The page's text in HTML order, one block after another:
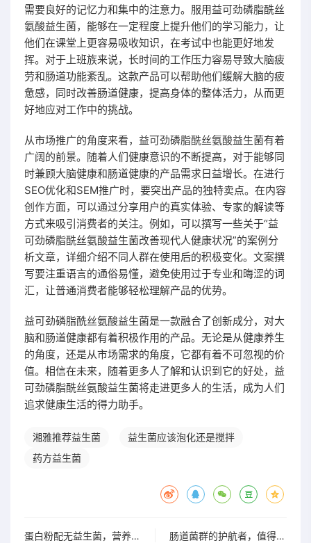
需要良好的记忆力和集中的注意力。服用益可劲磷脂酰丝
氨酸益生菌，能够在一定程度上提升他们的学习能力，让
他们在课堂上更容易吸收知识，在考试中也能更好地发
挥。对于上班族来说，长时间的工作压力容易导致大脑疲
劳和肠道功能紊乱。这款产品可以帮助他们缓解大脑的疲
惫感，同时改善肠道健康，提高身体的整体活力，从而更
好地应对工作中的挑战。
从市场推广的角度来看，益可劲磷脂酰丝氨酸益生菌有着
广阔的前景。随着人们健康意识的不断提高，对于能够同
时兼顾大脑健康和肠道健康的产品需求日益增长。在进行
SEO优化和SEM推广时，要突出产品的独特卖点。在内容
创作方面，可以通过分享用户的真实体验、专家的解读等
方式来吸引消费者的关注。例如，可以撰写一些关于“益
可劲磷脂酰丝氨酸益生菌改善现代人健康状况”的案例分
析文章，详细介绍不同人群在使用后的积极变化。文案撰
写要注重语言的通俗易懂，避免使用过于专业和晦涩的词
汇，让普通消费者能够轻松理解产品的优势。
益可劲磷脂酰丝氨酸益生菌是一款融合了创新成分，对大
脑和肠道健康都有着积极作用的产品。无论是从健康养生
的角度，还是从市场需求的角度，它都有着不可忽视的价
值。相信在未来，随着更多人了解和认识到它的好处，益
可劲磷脂酰丝氨酸益生菌将走进更多人的生活，成为人们
追求健康生活的得力助手。
湘雅推荐益生菌
益生菌应该泡化还是搅拌
药方益生菌
蛋白粉配无益生菌，营养粥真的好吃吗？你可能不知道的 肠道菌群的护航者，值得一试的益生菌推荐药